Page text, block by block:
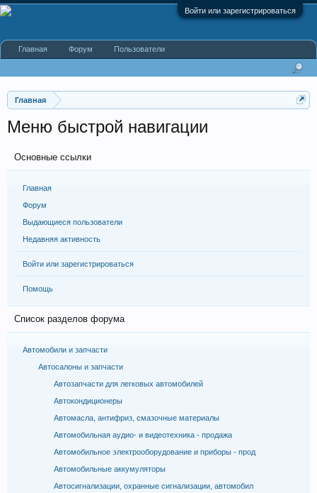
Войти или зарегистрироваться
Главная
Меню быстрой навигации
Основные ссылки
Главная
Форум
Выдающиеся пользователи
Недавняя активность
Войти или зарегистрироваться
Помощь
Список разделов форума
Автомобили и запчасти
Автосалоны и запчасти
Автозапчасти для легковых автомобилей
Автокондиционеры
Автомасла, антифриз, смазочные материалы
Автомобильная аудио- и видеотехника - продажа
Автомобильное электрооборудование и приборы - прод
Автомобильные аккумуляторы
Автосигнализации, охранные сигнализации, автомобил
Главная Форум Пользователи